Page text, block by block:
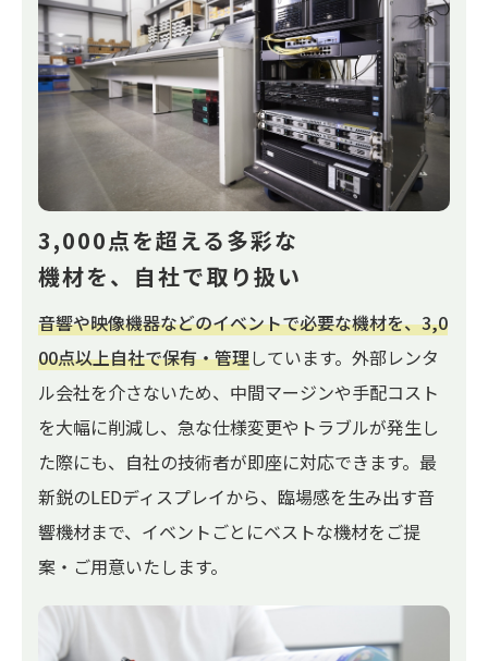
3,000点を超える多彩な
機材を、 自社で取り扱い
音響や映像機器などのイベントで必要な機材を、3,0
00点以上自社で保有・管理しています。外部レンタ
ル会社を介さないため、中間マージンや手配コスト
を大幅に削減し、急な仕様変更やトラブルが発生し
た際にも、自社の技術者が即座に対応できます。最
新鋭のLEDディスプレイから、臨場感を生み出す音
響機材まで、イベントごとにベストな機材をご提
案・ご用意いたします。